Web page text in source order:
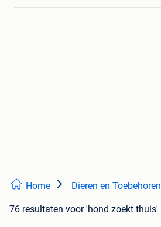
Home Dieren en Toebehoren
76 resultaten voor 'hond zoekt thuis'